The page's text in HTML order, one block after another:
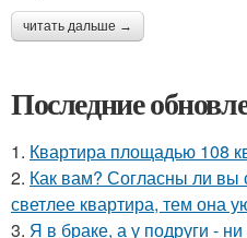
читать дальше →
Последние
1. Квартира площадью 108
2. Как вам? Согласны ли вы
светлее квартира, тем она
3. Я в браке, а у подруги -